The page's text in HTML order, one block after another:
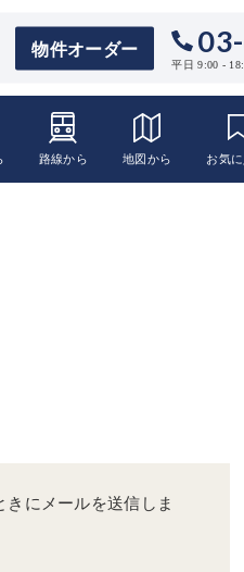
物件オーダー
平日 9:00 -
路線から 地図から お気に
きにメールを送信しま